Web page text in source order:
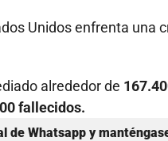
Unidos enfrenta una
alrededor de
fallecidos.
de Whatsapp y